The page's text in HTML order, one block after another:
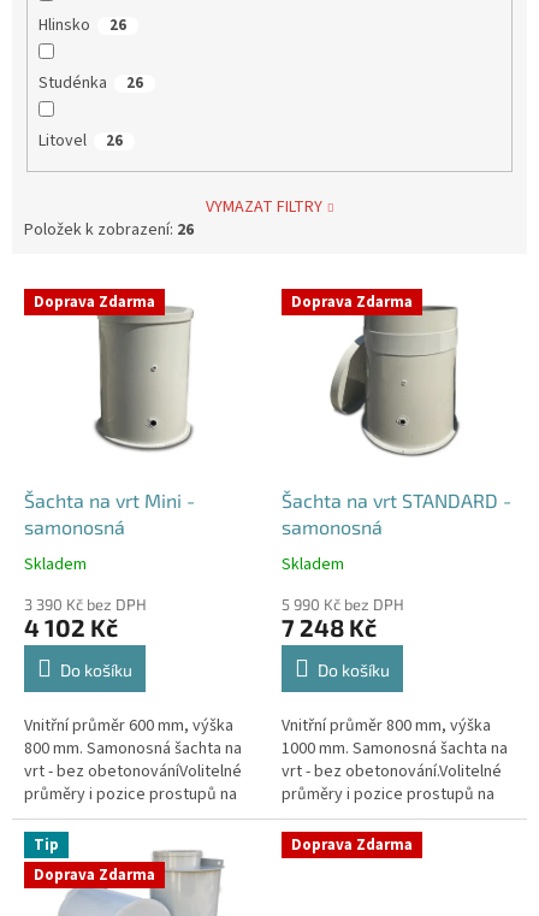
Hlinsko 26
Studénka 26
Litovel 26
VYMAZAT FILTRY
Položek k zobrazení: 26
V Doprava Zdarma
Šachta na vrt Mini -
samonosná
Průměrné
produktu
je
4,4
hvězdiček.
Skladem
3 390 Kč bez DPH
4 102 Kč
Do košíku
Vnitřní průměr 600 mm, výška
800 mm. Samonosná šachta na
vrt - bez obetonováníVolitelné
průměry i pozice prostupů na
pažení vrtu, hadice i elektřinu -
požadované průměry...
Doprava Zdarma
Šachta na vrt STANDARD -
samonosná
Průměrné
produktu
je
4,3
hvězdiček.
Skladem
5 990 Kč bez DPH
7 248 Kč
Do košíku
Vnitřní průměr 800 mm, výška
1000 mm. Samonosná šachta na
vrt - bez obetonování.Volitelné
průměry i pozice prostupů na
pažení vrtu, hadice i elektřinu -
požadované průměry...
Tip
Doprava Zdarma
Doprava Zdarma